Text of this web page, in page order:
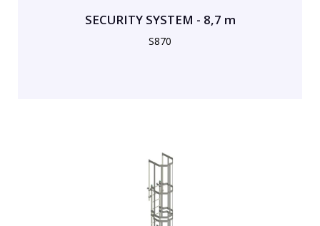
SECURITY SYSTEM - 8,7 m
S870